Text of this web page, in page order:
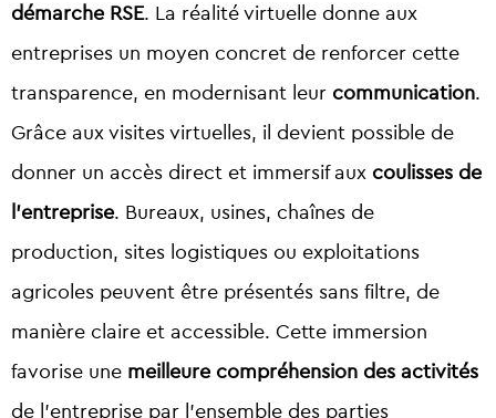
démarche RSE. La réalité virtuelle donne aux
entreprises un moyen concret de renforcer cette
transparence, en modernisant leur communication.
Grâce aux visites virtuelles, il devient possible de
donner un accès direct et immersif aux coulisses de
l’entreprise. Bureaux, usines, chaînes de
production, sites logistiques ou exploitations
agricoles peuvent être présentés sans filtre, de
manière claire et accessible. Cette immersion
favorise une meilleure compréhension des activités
de l’entreprise par l’ensemble des parties